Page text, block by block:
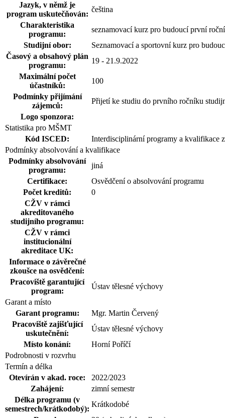
Jazyk, v němž je
program uskutečňován:
čeština
Charakteristika
programu:
seznamovací kurz pro budoucí první
Studijní obor:
Seznamovací a sportovní kurz pro
Časový a obsahový plán
programu:
19 - 21.9.2022
Maximální počet
účastníků:
100
Podmínky přijímání
zájemců:
Přijetí ke studiu do prvního ročníku
Logo sponzora:
Statistika pro MŠMT
Kód ISCED:
Interdisciplinární programy a kvalifikace
Podmínky absolvování a kvalifikace
Podmínky absolvování
programu:
jiná
Certifikace:
Osvědčení o absolvování programu
Počet kreditů:
0
CŽV v rámci
akreditovaného
studijního programu:
CŽV v rámci
institucionální
akreditace UK:
Informace o závěrečné
zkoušce na osvědčení:
Pracoviště garantující
program:
Ústav tělesné výchovy
Garant a místo
Garant programu:
Mgr. Martin Červený
Pracoviště zajišťující
uskutečnění:
Ústav tělesné výchovy
Místo konání:
Horní Poříčí
Podrobnosti v rozvrhu
Termín a délka
Otevírán v akad. roce:
2022/2023
Zahájení:
zimní semestr
Délka programu (v
semestrech/krátkodobý):
Krátkodobé